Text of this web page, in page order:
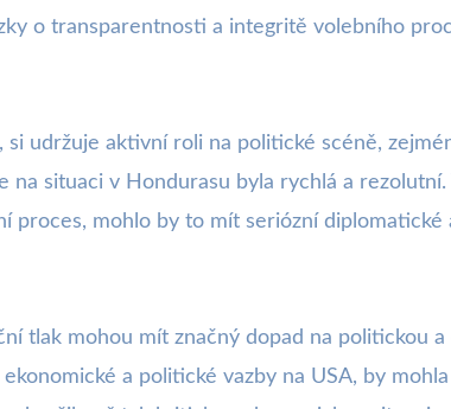
o transparentnosti a integritě volebního
si udržuje aktivní roli na politické scéně,
na situaci v Hondurasu byla rychlá a
proces, mohlo by to mít seriózní diplomatické
tlak mohou mít značný dopad na politickou
a politické vazby na USA, by